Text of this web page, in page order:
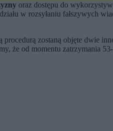
oraz dostępu do
w rozsyłaniu fałszywych
procedurą zostaną objęte dwie
że od momentu zatrzymania